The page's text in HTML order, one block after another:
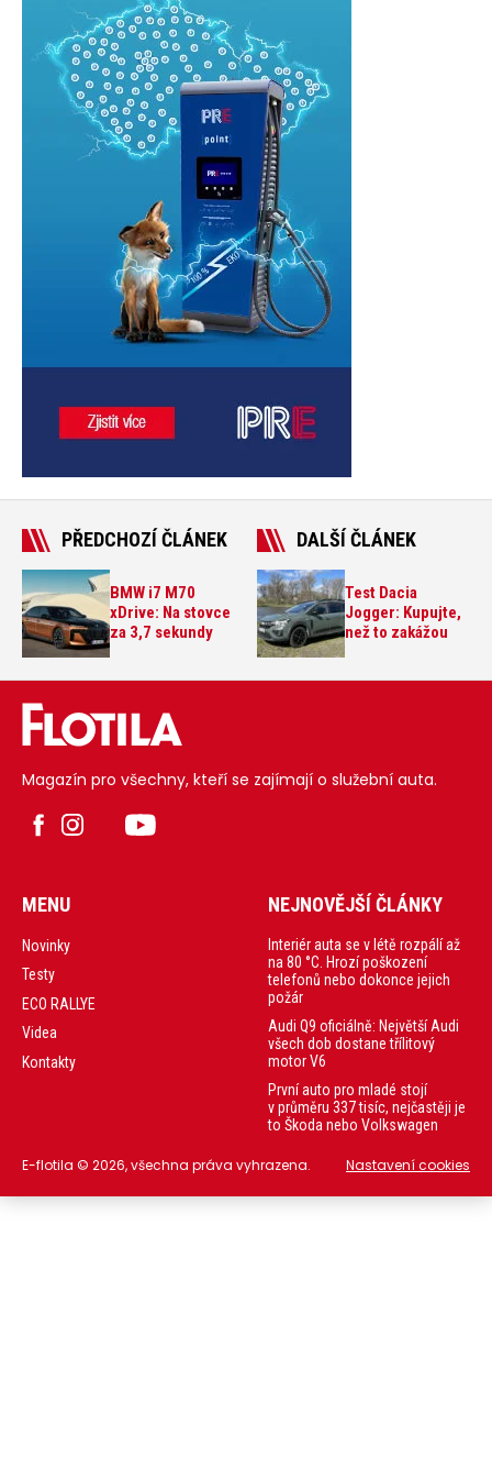
PŘEDCHOZÍ ČLÁNEK
BMW i7 M70
xDrive: Na stovce
za 3,7 sekundy
DALŠÍ ČLÁNEK
Test Dacia
Jogger: Kupujte,
než to zakážou
Magazín pro všechny, kteří se zajímají o služební auta.
MENU
Novinky
Testy
ECO RALLYE
Videa
Kontakty
NEJNOVĚJŠÍ ČLÁNKY
Interiér auta se v létě rozpálí až
na 80 °C. Hrozí poškození
telefonů nebo dokonce jejich
požár
Audi Q9 oficiálně: Největší Audi
všech dob dostane třílitový
motor V6
První auto pro mladé stojí
v průměru 337 tisíc, nejčastěji je
to Škoda nebo Volkswagen
E-flotila © 2026, všechna práva vyhrazena. Nastavení cookies